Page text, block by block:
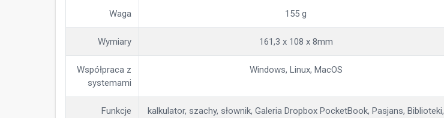
Waga 155 g
Wymiary 161,3 x 108 x 8mm
Współpraca z
systemami
Windows, Linux, MacOS
Funkcje
kalkulator, szachy, słownik, Galeria Dropbox PocketBook, Pasjans, Biblioteki,